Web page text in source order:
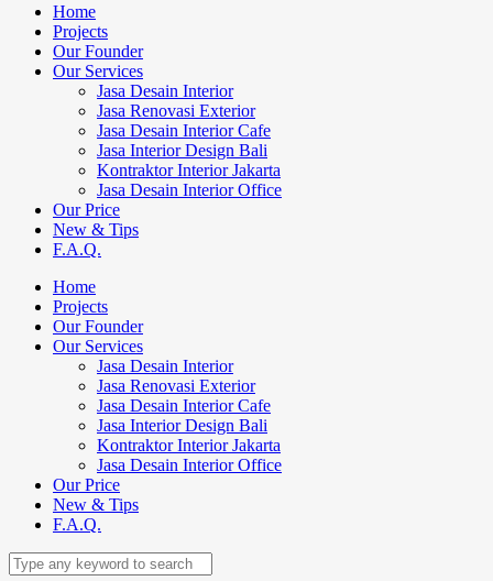
Home
Projects
Our Founder
Our Services
Jasa Desain Interior
Jasa Renovasi Exterior
Jasa Desain Interior Cafe
Jasa Interior Design Bali
Kontraktor Interior Jakarta
Jasa Desain Interior Office
Our Price
New & Tips
F.A.Q.
Home
Projects
Our Founder
Our Services
Jasa Desain Interior
Jasa Renovasi Exterior
Jasa Desain Interior Cafe
Jasa Interior Design Bali
Kontraktor Interior Jakarta
Jasa Desain Interior Office
Our Price
New & Tips
F.A.Q.